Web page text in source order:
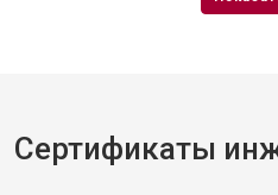
Сертификаты